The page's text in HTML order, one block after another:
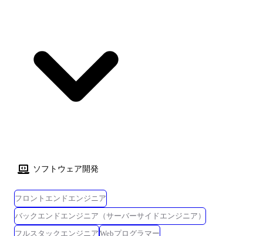
チラシ/ノベルティ等のグラフィックデザイン、入稿/色校正管理 キービ
ジュアル開発、撮影/動画の企画・ディレクション、素材アセット管理 コ
ピーの方向性設計・文言監修(各部署/ライターとの連携) デザインシステ
ム/アセットライブラリの整備(アイコン/イラスト/モーション等) 展示会/
ンツール】 Adobe Photoshop, Adobe Illustrator, Adobe XD,
Figma,Mac,Keynote 【バージョン管理】 GitLab(マージリクエストベース
でレビューを実施) 【コラボレーションツール】 Redmine, Slack, Google
Workspace 【分析ツール】 Google Analytics 4
ソフトウェア開発
フロントエンドエンジニア
バックエンドエンジニア（サーバーサイドエンジニア）
フルスタックエンジニア Webプログラマー